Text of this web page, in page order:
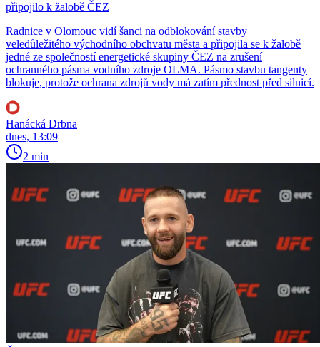
připojilo k žalobě ČEZ
Radnice v Olomouc vidí šanci na odblokování stavby
veledůležitého východního obchvatu města a připojila se k žalobě
jedné ze společností energetické skupiny ČEZ na zrušení
ochranného pásma vodního zdroje OLMA. Pásmo stavbu tangenty
blokuje, protože ochrana zdrojů vody má zatím přednost před silnicí.
Hanácká Drbna
dnes, 13:09
2 min